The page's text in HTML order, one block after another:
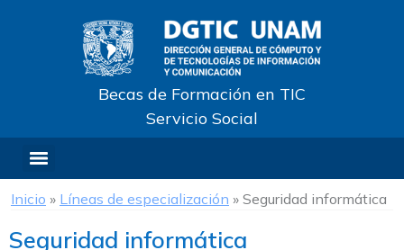
Becas de Formación en TIC
Servicio Social
Inicio » Líneas de especialización » Seguridad informática
Seguridad informática